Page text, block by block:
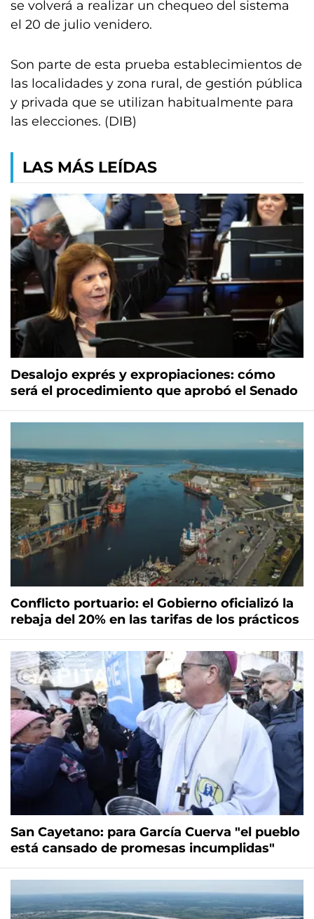
se volverá a realizar un chequeo del sistema
el 20 de julio venidero.
Son parte de esta prueba establecimientos de
las localidades y zona rural, de gestión pública
y privada que se utilizan habitualmente para
las elecciones. (DIB)
LAS MÁS LEÍDAS
Desalojo exprés y expropiaciones: cómo
será el procedimiento que aprobó el Senado
Conflicto portuario: el Gobierno oficializó la
rebaja del 20% en las tarifas de los prácticos
San Cayetano: para García Cuerva "el pueblo
está cansado de promesas incumplidas"